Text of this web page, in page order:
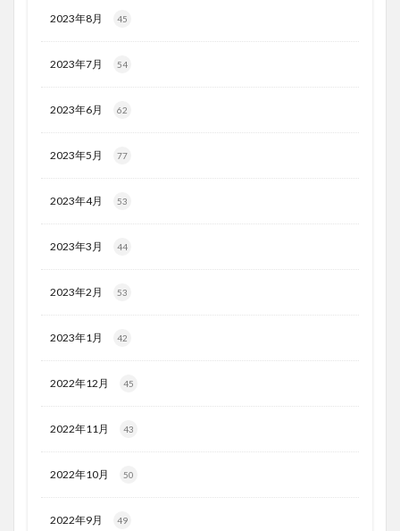
2023年8月 45
2023年7月 54
2023年6月 62
2023年5月 77
2023年4月 53
2023年3月 44
2023年2月 53
2023年1月 42
2022年12月 45
2022年11月 43
2022年10月 50
2022年9月 49